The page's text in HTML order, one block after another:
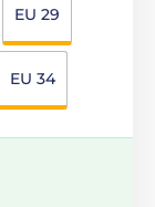
EU 29
EU 34